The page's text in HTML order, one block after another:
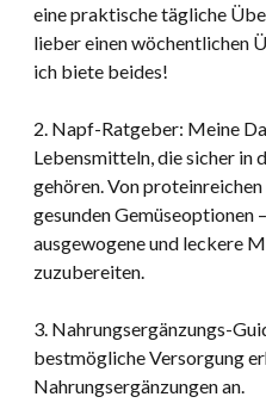
eine praktische tägliche
lieber einen wöchentlichen
ich biete beides!
2. Napf-Ratgeber: Meine
Lebensmitteln, die sicher in
gehören. Von
gesunden Gemüseoptionen
ausgewogene und leckere
zuzubereiten.
3. Nahrungsergänzungs-
bestmögliche Versorgung
Nahrungsergänzungen an.